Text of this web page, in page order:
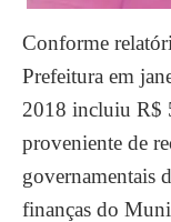
Conforme
Prefeitura em
2018 incluiu R$
proveniente de
governamentais
finanças do